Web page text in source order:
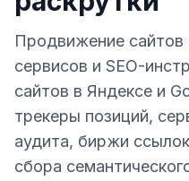
Продвижение
сервисов и SEO-
сайтов в Яндексе и
трекеры позиций,
аудита, биржи
сбора